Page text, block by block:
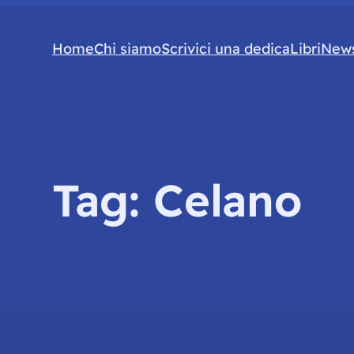
HomeChi siamoScrivici una dedicaLibri
Tag: Celano